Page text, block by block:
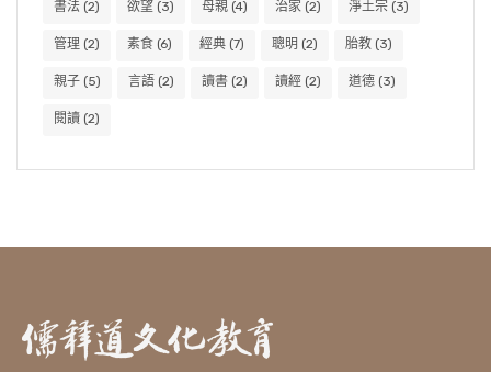
書法 (2) 欲望 (3) 母親 (4) 治家 (2) 淨土宗 (3)
管理 (2) 素食 (6) 經典 (7) 聰明 (2) 胎教 (3)
親子 (5) 言語 (2) 讀書 (2) 讀經 (2) 道德 (3)
閱讀 (2)